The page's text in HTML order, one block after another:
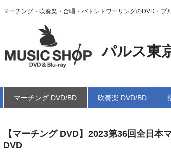
マーチング・吹奏楽・合唱・バトントワーリングのDVD・ブ
パルス東
マーチング DVD/BD 吹奏楽 DVD/BD
【マーチング DVD】2023第36回全日
DVD